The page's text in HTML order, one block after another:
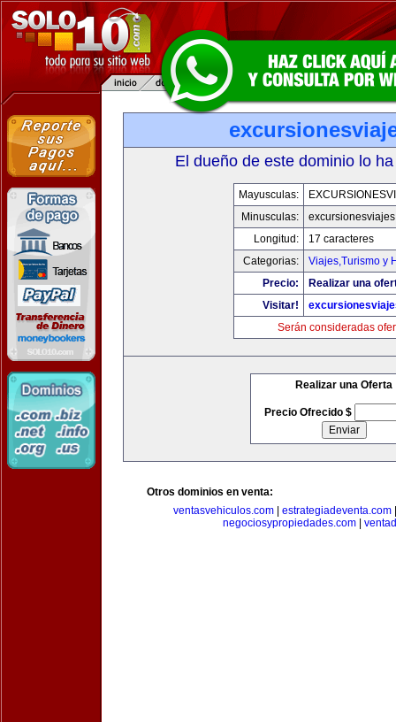
El dueño de este dominio lo
Mayusculas:
Minusculas:
Longitud:
17 caracteres
Categorias:
Viajes,Turismo y
Precio:
Realizar una
Visitar!
Serán consideradas
Realizar una Oferta
Precio Ofrecido $
Otros dominios en venta:
ventasvehiculos.com
estrategiadeventa.com
negociosypropiedades.com